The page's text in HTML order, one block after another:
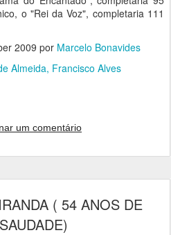
o "Rei da Voz", completaria 111
2009 por Marcelo Bonavides
Almeida Francisco Alves
um comentário
( 54 ANOS DE
SAUDADE)